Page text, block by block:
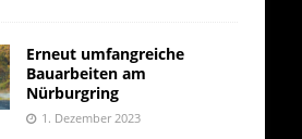
Erneut umfangreiche
Bauarbeiten am
Nürburgring
1. Dezember 2023